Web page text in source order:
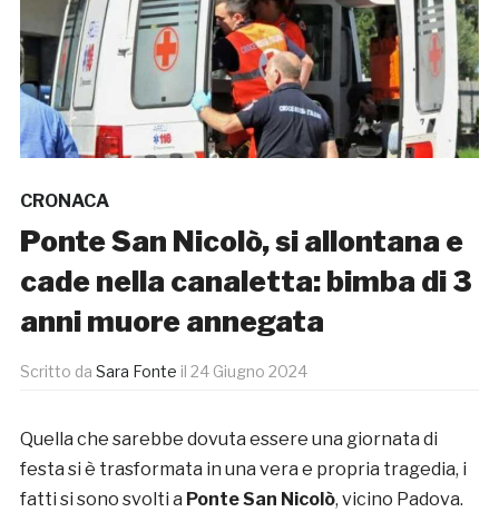
CRONACA
Ponte San Nicolò, si allontana e
cade nella canaletta: bimba di 3
anni muore annegata
Scritto da Sara Fonte il 24 Giugno 2024
Quella che sarebbe dovuta essere una giornata di
festa si è trasformata in una vera e propria tragedia, i
fatti si sono svolti a Ponte San Nicolò, vicino Padova.